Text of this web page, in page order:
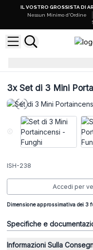
IL VOSTRO GROSSISTA DI
Nessun Minimo d'Ordine
3xSet di 3 Mini
ISH-238
Accedi per
Dimensione approssimativa dei 3
Specifiche e
Informazioni Sulla